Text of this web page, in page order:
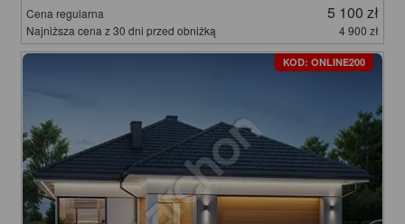
Cena regularna 5 100 zł
Najniższa cena z 30 dni przed obniżką 4 900 zł
KOD: ONLINE200